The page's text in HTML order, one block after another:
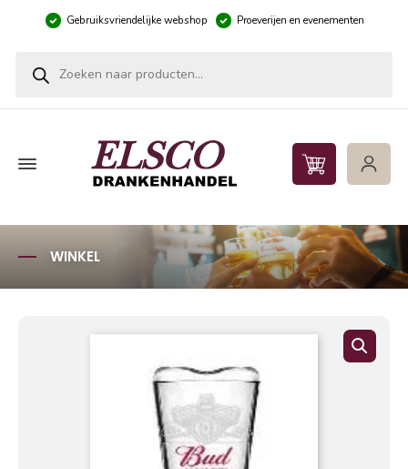
Gebruiksvriendelijke webshop Proeverijen en evenementen
WINKEL